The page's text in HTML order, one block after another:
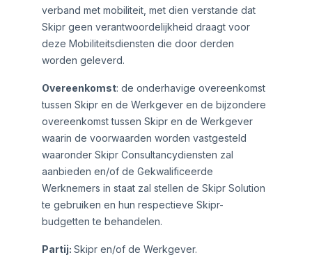
verband met mobiliteit, met dien verstande dat
Skipr geen verantwoordelijkheid draagt voor
deze Mobiliteitsdiensten die door derden
worden geleverd.
Overeenkomst: de onderhavige overeenkomst
tussen Skipr en de Werkgever en de bijzondere
overeenkomst tussen Skipr en de Werkgever
waarin de voorwaarden worden vastgesteld
waaronder Skipr Consultancydiensten zal
aanbieden en/of de Gekwalificeerde
Werknemers in staat zal stellen de Skipr Solution
te gebruiken en hun respectieve Skipr-
budgetten te behandelen.
Partij: Skipr en/of de Werkgever.